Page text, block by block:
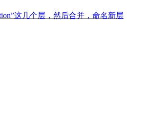
这几个层，然后合并，命名新层